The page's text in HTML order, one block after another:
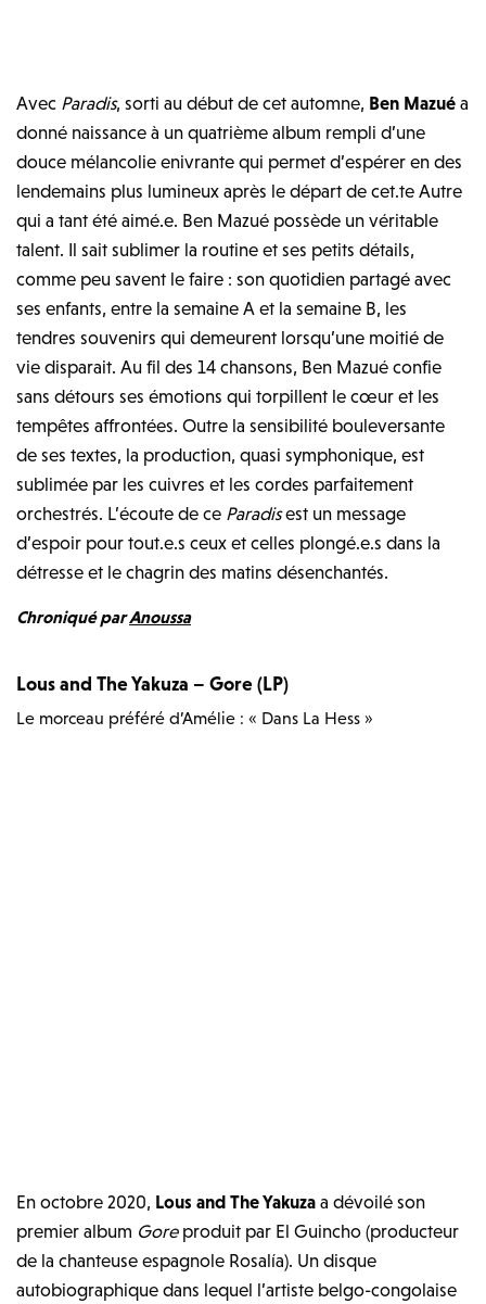
Avec Paradis, sorti au début de cet automne, Ben Mazué a
donné naissance à un quatrième album rempli d’une
douce mélancolie enivrante qui permet d’espérer en des
lendemains plus lumineux après le départ de cet.te Autre
qui a tant été aimé.e. Ben Mazué possède un véritable
talent. Il sait sublimer la routine et ses petits détails,
comme peu savent le faire : son quotidien partagé avec
ses enfants, entre la semaine A et la semaine B, les
tendres souvenirs qui demeurent lorsqu’une moitié de
vie disparait. Au fil des 14 chansons, Ben Mazué confie
sans détours ses émotions qui torpillent le cœur et les
tempêtes affrontées. Outre la sensibilité bouleversante
de ses textes, la production, quasi symphonique, est
sublimée par les cuivres et les cordes parfaitement
orchestrés. L’écoute de ce Paradisest un message
d’espoir pour tout.e.s ceux et celles plongé.e.s dans la
détresse et le chagrin des matins désenchantés.
Chroniqué parAnoussa
Lous and The Yakuza – Gore (LP)
Le morceau préféré d’Amélie : « Dans La Hess »
En octobre 2020, Lous and The Yakuza a dévoilé son
premier album Goreproduit par El Guincho (producteur
de la chanteuse espagnole Rosalía). Un disque
autobiographique dans lequel l’artiste belgo-congolaise